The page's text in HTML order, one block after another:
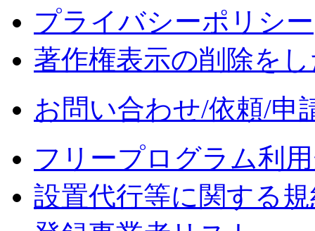
プライバシーポリシー
著作権表示の削除を
お問い合わせ/依頼/申
フリープログラム利
設置代行等に関する